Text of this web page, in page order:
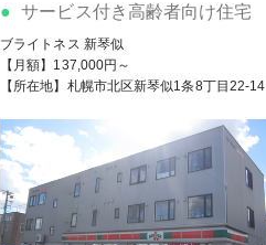
サービス付き高齢者向け住宅
ブライトネス 新琴似
【月額】137,000円～
【所在地】札幌市北区新琴似1条8丁目22-14